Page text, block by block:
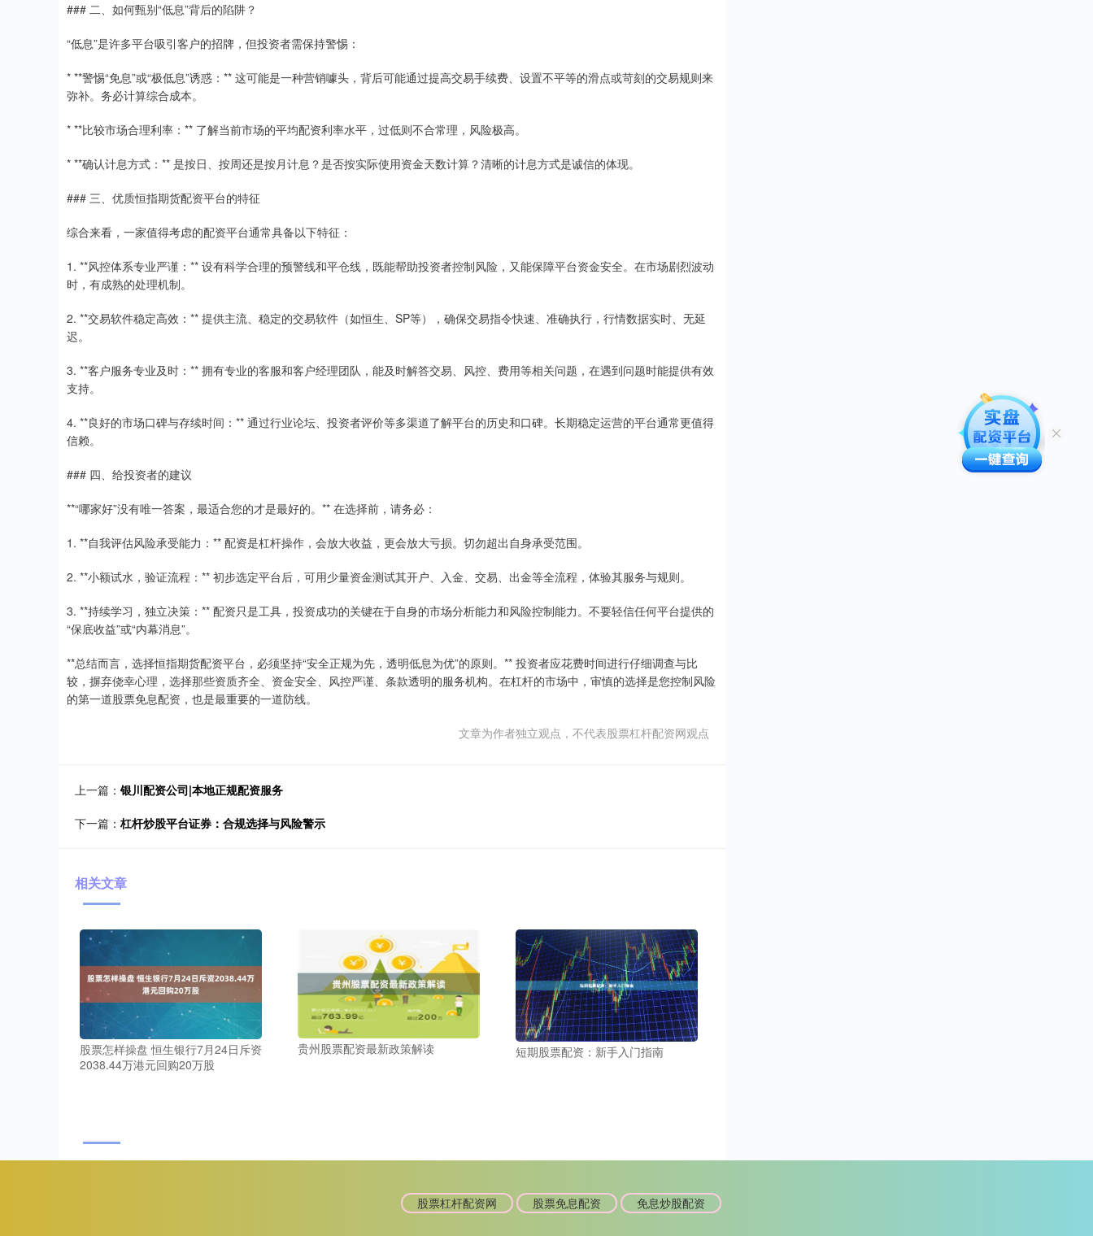
### 二、如何甄别“低息”背后的陷阱？
“低息”是许多平台吸引客户的招牌，但投资者需保持警惕：
* **警惕“免息”或“极低息”诱惑：** 这可能是一种营销噱头，背后可能通过提高交易手续费、设置不平等的滑点或苛刻的交易规则来
弥补。务必计算综合成本。
* **比较市场合理利率：** 了解当前市场的平均配资利率水平，过低则不合常理，风险极高。
* **确认计息方式：** 是按日、按周还是按月计息？是否按实际使用资金天数计算？清晰的计息方式是诚信的体现。
### 三、优质恒指期货配资平台的特征
综合来看，一家值得考虑的配资平台通常具备以下特征：
1. **风控体系专业严谨：** 设有科学合理的预警线和平仓线，既能帮助投资者控制风险，又能保障平台资金安全。在市场剧烈波动
时，有成熟的处理机制。
2. **交易软件稳定高效：** 提供主流、稳定的交易软件（如恒生、SP等），确保交易指令快速、准确执行，行情数据实时、无延
迟。
3. **客户服务专业及时：** 拥有专业的客服和客户经理团队，能及时解答交易、风控、费用等相关问题，在遇到问题时能提供有效
支持。
4. **良好的市场口碑与存续时间：** 通过行业论坛、投资者评价等多渠道了解平台的历史和口碑。长期稳定运营的平台通常更值得
信赖。
### 四、给投资者的建议
**“哪家好”没有唯一答案，最适合您的才是最好的。** 在选择前，请务必：
1. **自我评估风险承受能力：** 配资是杠杆操作，会放大收益，更会放大亏损。切勿超出自身承受范围。
2. **小额试水，验证流程：** 初步选定平台后，可用少量资金测试其开户、入金、交易、出金等全流程，体验其服务与规则。
3. **持续学习，独立决策：** 配资只是工具，投资成功的关键在于自身的市场分析能力和风险控制能力。不要轻信任何平台提供的
“保底收益”或“内幕消息”。
**总结而言，选择恒指期货配资平台，必须坚持“安全正规为先，透明低息为优”的原则。** 投资者应花费时间进行仔细调查与比
较，摒弃侥幸心理，选择那些资质齐全、资金安全、风控严谨、条款透明的服务机构。在杠杆的市场中，审慎的选择是您控制风险
的第一道股票免息配资，也是最重要的一道防线。
文章为作者独立观点，不代表股票杠杆配资网观点
上一篇： 银川配资公司|本地正规配资服务
下一篇： 杠杆炒股平台证券：合规选择与风险警示
相关文章
股票怎样操盘 恒生银行7月24日斥资
2038.44万港元回购20万股
贵州股票配资最新政策解读 短期股票配资：新手入门指南
股票杠杆配资网 股票免息配资 免息炒股配资